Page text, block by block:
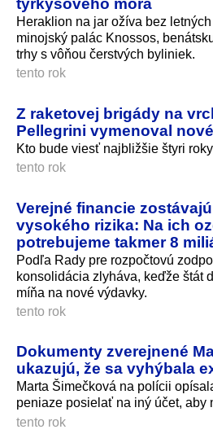
Heraklion na jar ožíva bez
minojský palác Knossos,
trhy s vôňou čerstvých byliniek.
tento rok
Z raketovej brigády na
Pellegrini vymenoval
Kto bude viesť najbližšie štyri
tento rok
Verejné financie
vysokého rizika: Na ich
potrebujeme takmer 8
Podľa Rady pre rozpočtovú
konsolidácia zlyháva, keďže štát
míňa na nové výdavky.
tento rok
Dokumenty zverejnené
ukazujú, že sa vyhýbala
Marta Šimečková na polícii
peniaze posielať na iný účet, aby
tento rok